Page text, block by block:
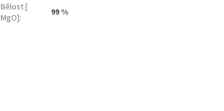
Bělost [
MgO]: 99 %